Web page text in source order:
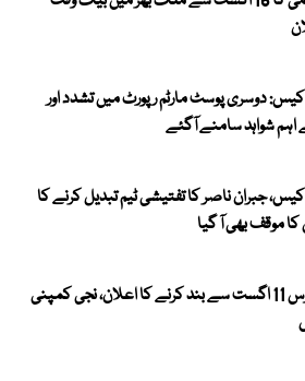
دوسری پوسٹ مارٹم رپورٹ میں تشدد اور
شواہد سامنے آگئے
جبران ناصر کا تفتیشی ٹیم تبدیل کرنے کا
کا موقف بھی آ گیا
میٹرو بس سروس 11 اگست سے بند کرنے کا اعلان، نجی کمپنی